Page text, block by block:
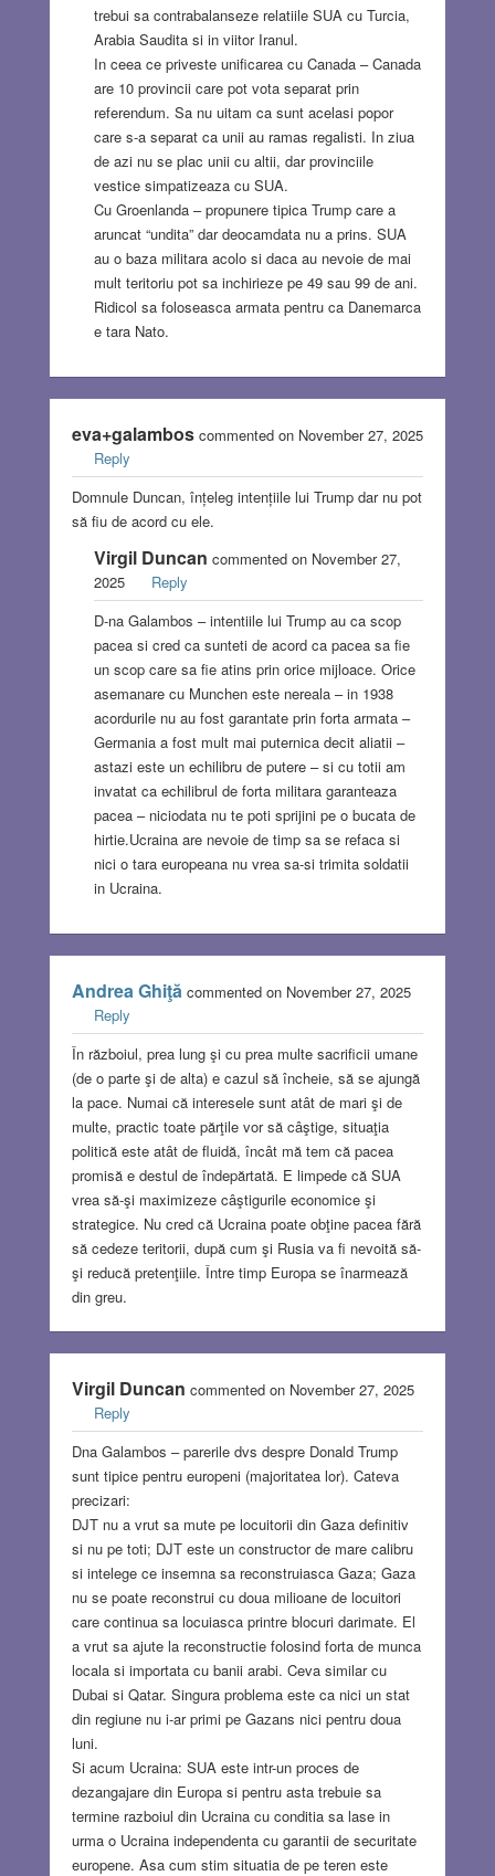
trebui sa contrabalanseze relatiile SUA cu Turcia,
Arabia Saudita si in viitor Iranul.
In ceea ce priveste unificarea cu Canada – Canada
are 10 provincii care pot vota separat prin
referendum. Sa nu uitam ca sunt acelasi popor
care s-a separat ca unii au ramas regalisti. In ziua
de azi nu se plac unii cu altii, dar provinciile
vestice simpatizeaza cu SUA.
Cu Groenlanda – propunere tipica Trump care a
aruncat “undita” dar deocamdata nu a prins. SUA
au o baza militara acolo si daca au nevoie de mai
mult teritoriu pot sa inchirieze pe 49 sau 99 de ani.
Ridicol sa foloseasca armata pentru ca Danemarca
e tara Nato.
eva+galamboscommented on November 27, 2025
Reply
Domnule Duncan, înțeleg intențiile lui Trump dar nu pot
să fiu de acord cu ele.
Virgil Duncan commented on November 27,
2025
Reply
D-na Galambos – intentiile lui Trump au ca scop
pacea si cred ca sunteti de acord ca pacea sa fie
un scop care sa fie atins prin orice mijloace. Orice
asemanare cu Munchen este nereala – in 1938
acordurile nu au fost garantate prin forta armata –
Germania a fost mult mai puternica decit aliatii –
astazi este un echilibru de putere – si cu totii am
invatat ca echilibrul de forta militara garanteaza
pacea – niciodata nu te poti sprijini pe o bucata de
hirtie.Ucraina are nevoie de timp sa se refaca si
nici o tara europeana nu vrea sa-si trimita soldatii
in Ucraina.
Andrea Ghiţă commented on November 27, 2025
Reply
În războiul, prea lung şi cu prea multe sacrificii umane
(de o parte şi de alta) e cazul să încheie, să se ajungă
la pace. Numai că interesele sunt atât de mari şi de
multe, practic toate părţile vor să câştige, situaţia
politică este atât de fluidă, încât mă tem că pacea
promisă e destul de îndepărtată. E limpede că SUA
vrea să-şi maximizeze câştigurile economice şi
strategice. Nu cred că Ucraina poate obţine pacea fără
să cedeze teritorii, după cum şi Rusia va fi nevoită să-
şi reducă pretenţiile. Între timp Europa se înarmează
din greu.
Virgil Duncan commented on November 27, 2025
Reply
Dna Galambos – parerile dvs despre Donald Trump
sunt tipice pentru europeni (majoritatea lor). Cateva
precizari:
DJT nu a vrut sa mute pe locuitorii din Gaza definitiv
si nu pe toti; DJT este un constructor de mare calibru
si intelege ce insemna sa reconstruiasca Gaza; Gaza
nu se poate reconstrui cu doua milioane de locuitori
care continua sa locuiasca printre blocuri darimate. El
a vrut sa ajute la reconstructie folosind forta de munca
locala si importata cu banii arabi. Ceva similar cu
Dubai si Qatar. Singura problema este ca nici un stat
din regiune nu i-ar primi pe Gazans nici pentru doua
luni.
Si acum Ucraina: SUA este intr-un proces de
dezangajare din Europa si pentru asta trebuie sa
termine razboiul din Ucraina cu conditia sa lase in
urma o Ucraina independenta cu garantii de securitate
europene. Asa cum stim situatia de pe teren este